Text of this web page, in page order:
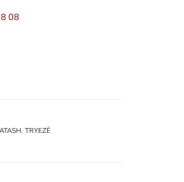
08
, TRYEZË